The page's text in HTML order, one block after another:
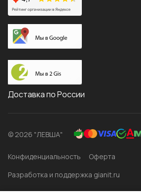
Доставка по России
© 2026 "ЛЕВША"
Конфиденциальность
Оферта
Разработка и поддержка gianit.ru